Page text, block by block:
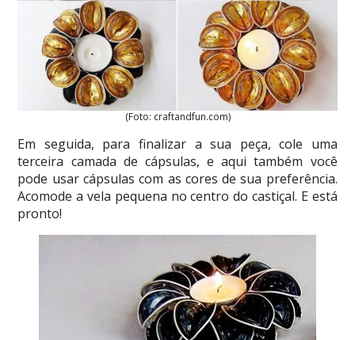
(Foto: craftandfun.com)
Em seguida, para finalizar a sua peça, cole uma
terceira camada de cápsulas, e aqui também você
pode usar cápsulas com as cores de sua preferência.
Acomode a vela pequena no centro do castiçal. E está
pronto!